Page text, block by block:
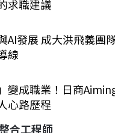
求職建議
AI發展 成大洪飛義團
線
變成職業！日商
心路歷程
合工程師